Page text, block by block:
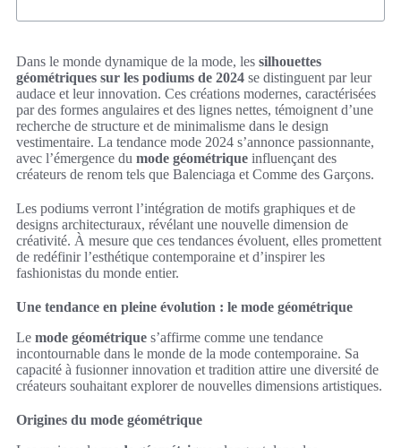
Dans le monde dynamique de la mode, les silhouettes
géométriques sur les podiums de 2024 se distinguent par leur
audace et leur innovation. Ces créations modernes, caractérisées
par des formes angulaires et des lignes nettes, témoignent d’une
recherche de structure et de minimalisme dans le design
vestimentaire. La tendance mode 2024 s’annonce passionnante,
avec l’émergence du mode géométrique influençant des
créateurs de renom tels que Balenciaga et Comme des Garçons.
Les podiums verront l’intégration de motifs graphiques et de
designs architecturaux, révélant une nouvelle dimension de
créativité. À mesure que ces tendances évoluent, elles promettent
de redéfinir l’esthétique contemporaine et d’inspirer les
fashionistas du monde entier.
Une tendance en pleine évolution : le mode géométrique
Le mode géométrique s’affirme comme une tendance
incontournable dans le monde de la mode contemporaine. Sa
capacité à fusionner innovation et tradition attire une diversité de
créateurs souhaitant explorer de nouvelles dimensions artistiques.
Origines du mode géométrique